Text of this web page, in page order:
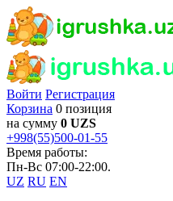
Войти Регистрация
Корзина 0 позиция
на сумму 0 UZS
+998(55)500-01-55
Время работы:
Пн-Вс 07:00-22:00.
UZ RU EN